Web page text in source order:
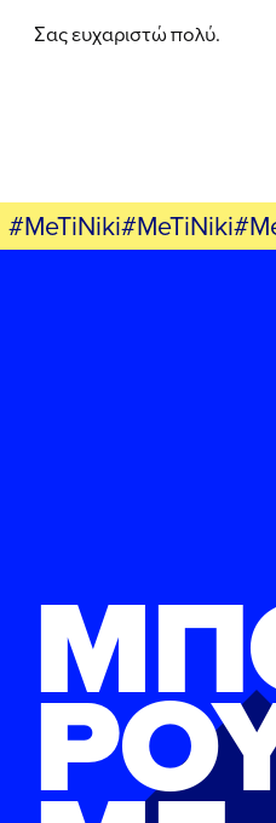
Σας ευχαριστώ πολύ.